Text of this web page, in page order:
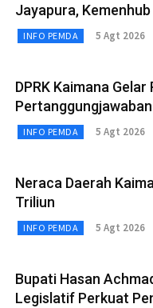
Jayapura,
INFO PEMDA 5 Agt 2026
DPRK Kaimana
INFO PEMDA 5 Agt 2026
Neraca Daerah
Triliun
INFO PEMDA 5 Agt 2026
Bupati Hasan
Legislatif Perkuat